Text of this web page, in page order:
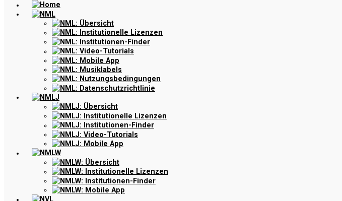
Home
NML
NML: Übersicht
NML: Institutionelle Lizenzen
NML: Institutionen-Finder
NML: Video-Tutorials
NML: Mobile App
NML: Musiklabels
NML: Nutzungsbedingungen
NML: Datenschutzrichtlinie
NMLJ
NMLJ: Übersicht
NMLJ: Institutionelle Lizenzen
NMLJ: Institutionen-Finder
NMLJ: Video-Tutorials
NMLJ: Mobile App
NMLW
NMLW: Übersicht
NMLW: Institutionelle Lizenzen
NMLW: Institutionen-Finder
NMLW: Mobile App